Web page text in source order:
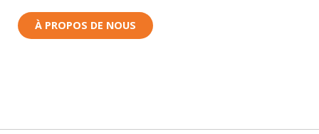
À PROPOS DE NOUS